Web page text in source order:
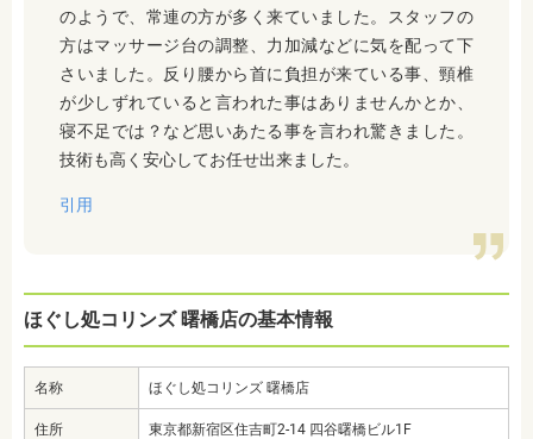
のようで、常連の方が多く来ていました。スタッフの
方はマッサージ台の調整、力加減などに気を配って下
さいました。反り腰から首に負担が来ている事、頸椎
が少しずれていると言われた事はありませんかとか、
寝不足では？など思いあたる事を言われ驚きました。
技術も高く安心してお任せ出来ました。
引用
ほぐし処コリンズ 曙橋店の基本情報
名称 ほぐし処コリンズ 曙橋店
住所 東京都新宿区住吉町2-14 四谷曙橋ビル1F